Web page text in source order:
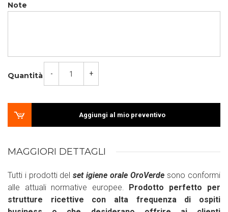
Note
Quantità - +
Aggiungi al mio preventivo
MAGGIORI DETTAGLI
Tutti i prodotti del set igiene orale OroVerde sono conformi
alle attuali normative europee. Prodotto perfetto per
strutture ricettive con alta frequenza di ospiti